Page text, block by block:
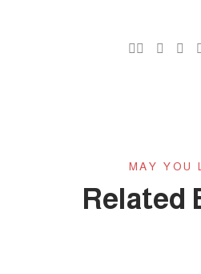
MAY YOU
Related